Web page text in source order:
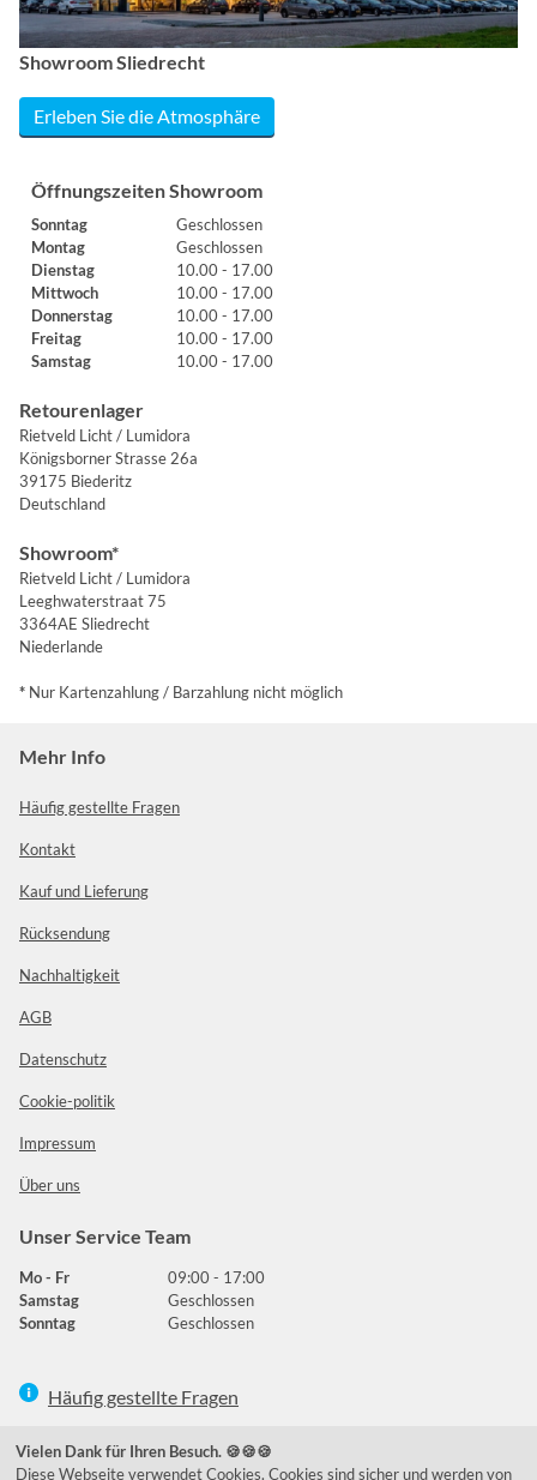
Showroom Sliedrecht
Erleben Sie die Atmosphäre
Öffnungszeiten Showroom
Sonntag
Geschlossen
Montag
Geschlossen
Dienstag
10.00 - 17.00
Mittwoch
10.00 - 17.00
Donnerstag
10.00 - 17.00
Freitag
10.00 - 17.00
Samstag
10.00 - 17.00
Retourenlager
Rietveld Licht / Lumidora
Königsborner Strasse 26a
39175 Biederitz
Deutschland
Showroom*
Rietveld Licht / Lumidora
Leeghwaterstraat 75
3364AE Sliedrecht
Niederlande
* Nur Kartenzahlung / Barzahlung nicht möglich
Mehr Info
Häufig gestellte Fragen
Kontakt
Kauf und Lieferung
Rücksendung
Nachhaltigkeit
AGB
Datenschutz
Cookie-politik
Impressum
Über uns
Unser Service Team
Mo - Fr
09:00 - 17:00
Samstag
Geschlossen
Sonntag
Geschlossen
Häufig gestellte Fragen
039292 - 678215
Vielen Dank für Ihren Besuch. 🍪🍪🍪
Diese Webseite verwendet Cookies. Cookies sind sicher und werden von